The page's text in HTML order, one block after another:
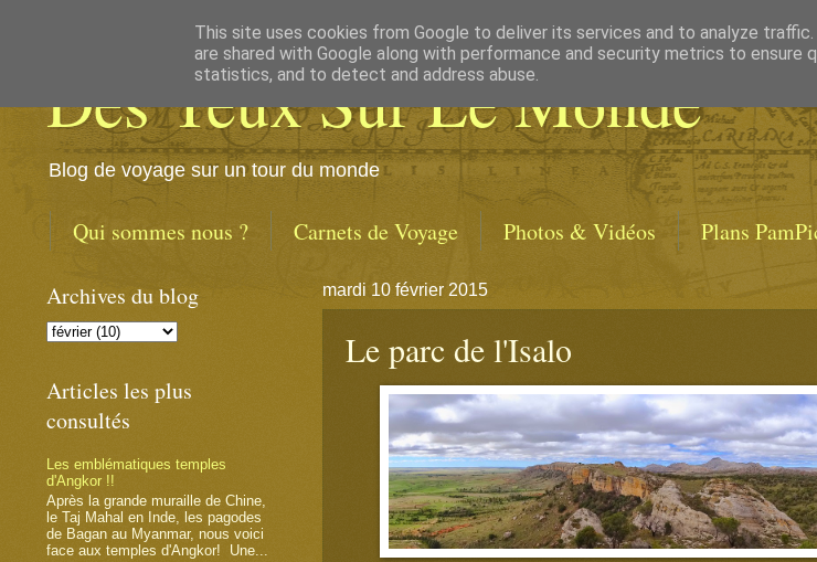
Des Yeux Sur Le Monde
Blog de voyage sur un tour du monde
Qui sommes nous ? Carnets de Voyage Photos & Vidéos Plans
mardi 10 février 2015
Le parc de l'Isalo
Archives du blog
Articles les plus
consultés
Les emblématiques temples
d'Angkor !!
Après la grande muraille de Chine,
le Taj Mahal en Inde, les pagodes
de Bagan au Myanmar, nous voici
face aux temples d'Angkor! Une...
This site uses cookies from Google to deliver its services and to analyze traffic.
are shared with Google along with performance and security metrics to ensure
statistics, and to detect and address abuse.